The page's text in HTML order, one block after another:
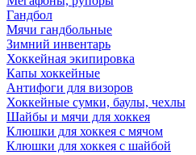
Гандбол
Мячи гандбольные
Зимний инвентарь
Хоккейная экипировка
Капы хоккейные
Антифоги для визоров
Хоккейные сумки, баулы, чехлы
Шайбы и мячи для хоккея
Клюшки для хоккея с мячом
Клюшки для хоккея с шайбой